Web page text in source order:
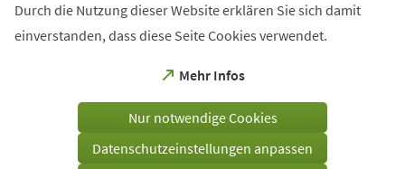
Durch die Nutzung dieser Website erklären Sie sich damit
einverstanden, dass diese Seite Cookies verwendet.
Mehr Infos
(Öffnet
einem
Tab)
Nur notwendige Cookies
Datenschutzeinstellungen anpassen